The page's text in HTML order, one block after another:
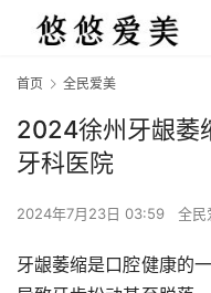
首页 全民爱美
2024徐州牙龈萎
牙科医院
2024年7月23日 03:59 全民
牙龈萎缩是口腔健康的